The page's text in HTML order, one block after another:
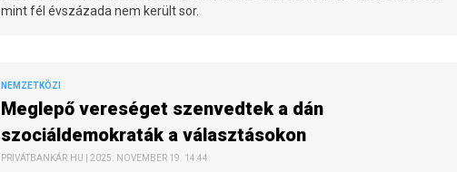
mint fél évszázada nem került sor.
NEMZETKÖZI
Meglepő vereséget szenvedtek a dán
szociáldemokraták a választásokon
PRIVÁTBANKÁR.HU | 2025. NOVEMBER 19. 14:44